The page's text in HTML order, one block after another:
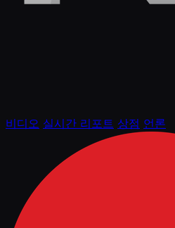
비디오 실시간 리포트 상점 언론